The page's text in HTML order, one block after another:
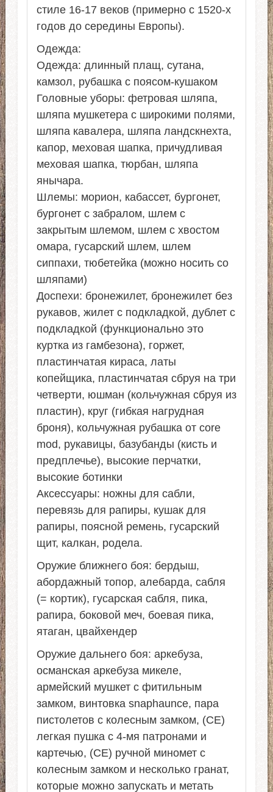
стиле 16-17 веков (примерно с 1520-х
годов до середины Европы).
Одежда:
Одежда: длинный плащ, сутана,
камзол, рубашка с поясом-кушаком
Головные уборы: фетровая шляпа,
шляпа мушкетера с широкими полями,
шляпа кавалера, шляпа ландскнехта,
капор, меховая шапка, причудливая
меховая шапка, тюрбан, шляпа
янычара.
Шлемы: морион, кабассет, бургонет,
бургонет с забралом, шлем с
закрытым шлемом, шлем с хвостом
омара, гусарский шлем, шлем
сиппахи, тюбетейка (можно носить со
шляпами)
Доспехи: бронежилет, бронежилет без
рукавов, жилет с подкладкой, дублет с
подкладкой (функционально это
куртка из гамбезона), горжет,
пластинчатая кираса, латы
копейщика, пластинчатая сбруя на три
четверти, юшман (кольчужная сбруя из
пластин), круг (гибкая нагрудная
броня), кольчужная рубашка от core
mod, рукавицы, базубанды (кисть и
предплечье), высокие перчатки,
высокие ботинки
Аксессуары: ножны для сабли,
перевязь для рапиры, кушак для
рапиры, поясной ремень, гусарский
щит, калкан, родела.
Оружие ближнего боя: бердыш,
абордажный топор, алебарда, сабля
(= кортик), гусарская сабля, пика,
рапира, боковой меч, боевая пика,
ятаган, цвайхендер
Оружие дальнего боя: аркебуза,
османская аркебуза микеле,
армейский мушкет с фитильным
замком, винтовка snaphaunce, пара
пистолетов с колесным замком, (CE)
легкая пушка с 4-мя патронами и
картечью, (CE) ручной миномет с
колесным замком и несколько гранат,
которые можно запускать и метать